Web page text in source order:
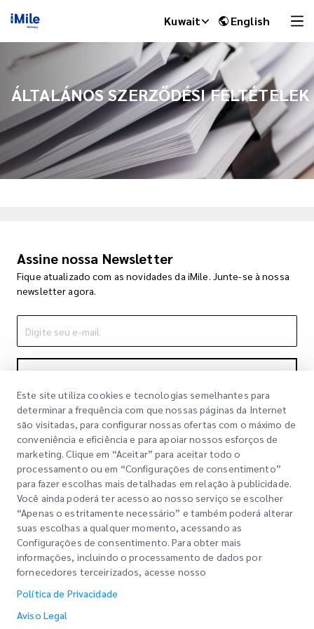
Kuwait English
ÁLTALÁNOS SZERZŐDÉSI FELTÉTELEK
Assine nossa Newsletter
Fique atualizado com as novidades da iMile. Junte-se à nossa
newsletter agora.
Ao se inscrever, você concorda com nossa Política de
Privacidade
Política de Privacidade
Links Rápidos
Localizações dos Escritórios
Solicitar um Orçamento
Sobre Nós
Nossos Serviços
Este site utiliza cookies e tecnologias semelhantes para
determinar a frequência com que nossas páginas da Internet
são visitadas, para configurar nossas ofertas com o máximo de
conveniência e eficiência e para apoiar nossos esforços de
marketing. Clique em “Aceitar” para aceitar todo o
processamento ou em “Configurações de consentimento”
para fazer escolhas mais detalhadas em relação à publicidade.
Você ainda poderá ter acesso ao nosso serviço se escolher
“Apenas o estritamente necessário” e também poderá alterar
suas escolhas a qualquer momento, acessando as
Configurações de consentimento. Para obter mais
informações, incluindo o processamento de dados por
fornecedores terceirizados, acesse nosso
Política de Privacidade
Aviso Legal